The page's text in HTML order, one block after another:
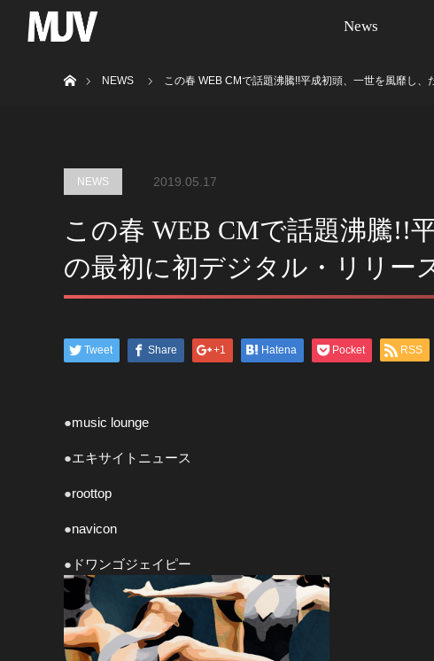
News
NEWS
この春 WEB CMで話題沸騰!!平成初頭、一世を風靡し
NEWS 2019.05.17
この春 WEB CMで話題沸騰!!
の最初に初デジタル・リリー
Tweet Share +1 Hatena Pocket RSS
●music lounge
●エキサイトニュース
●roottop
●navicon
● ドワンゴジェイピー